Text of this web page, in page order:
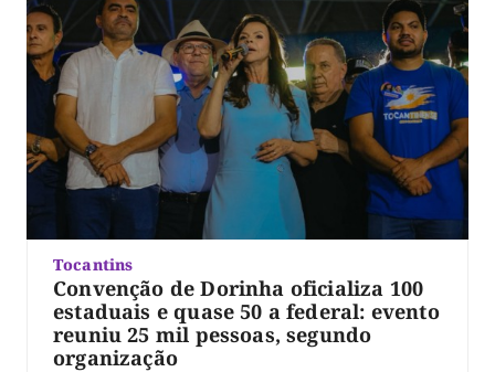
Tocantins
Convenção de Dorinha oficializa 100
estaduais e quase 50 a federal: evento
reuniu 25 mil pessoas, segundo
organização